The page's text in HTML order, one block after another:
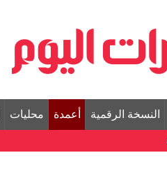
النسخة الرقمية أعمدة محليات